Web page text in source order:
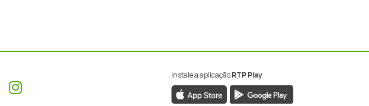
Facebook
Instagram
Instale a aplicaçãoRTP Play